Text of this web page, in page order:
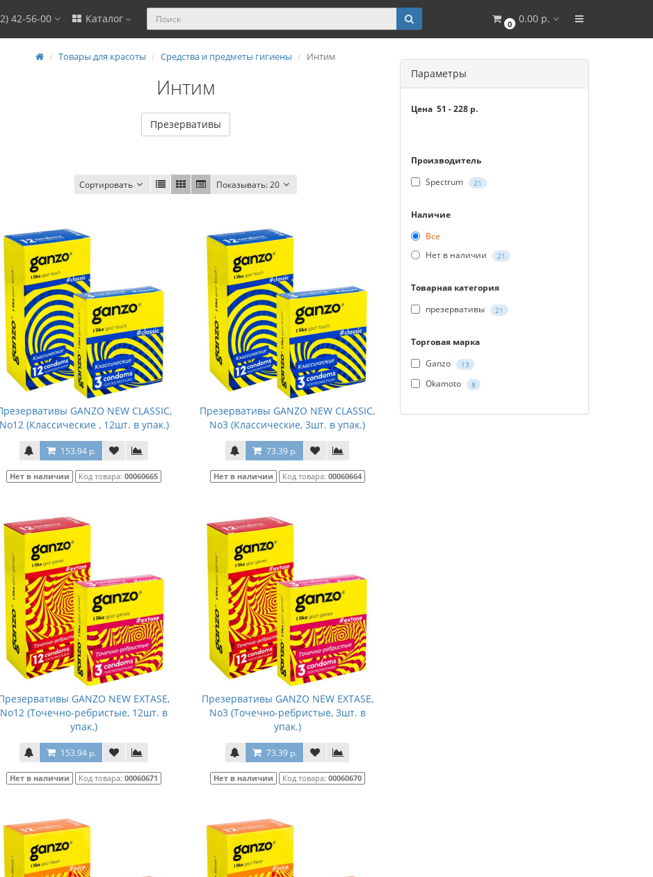
42-56-00 Каталог 0 0.00 р.
Товары для красоты Средства и предметы гигиены Интим
Интим
Презервативы
Сортировать Показывать:20
GANZO NEW CLASSIC,
No12 (Классические , 12шт. в упак.)
153.94 р.
Нет в наличии Код товара:00060665
Презервативы GANZO NEW CLASSIC,
No3 (Классические, 3шт. в упак.)
73.39 р.
Нет в наличии Код товара: 00060664
GANZO NEW EXTASE,
No12 (Точечно-ребристые, 12шт. в
упак.)
153.94 р.
Нет в наличии Код товара:00060671
Презервативы GANZO NEW EXTASE,
No3 (Точечно-ребристые, 3шт. в
упак.)
73.39 р.
Нет в наличии Код товара: 00060670
Параметры
Цена 51 -228р.
Производитель
Spectrum
21
Наличие
Все
Нет в наличии
21
Товарная категория
презервативы
21
Торговая марка
Ganzo
13
Okamoto 8